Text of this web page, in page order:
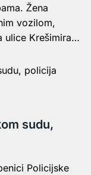
Žena
vozilom,
ulice Krešimira…
sudu,
Policijske